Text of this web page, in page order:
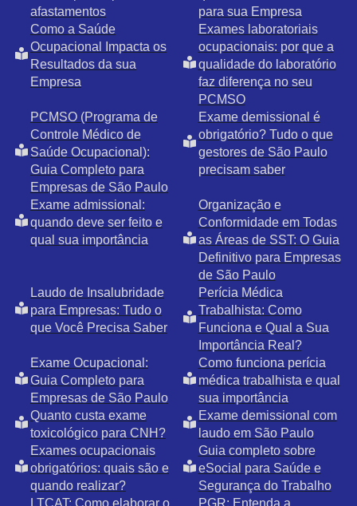
afastamentos
para sua Empresa
Como a Saúde
Ocupacional Impacta os
Resultados da sua
Empresa
Exames laboratoriais
ocupacionais: por que a
qualidade do laboratório
faz diferença no seu
PCMSO
PCMSO (Programa de
Controle Médico de
Saúde Ocupacional):
Guia Completo para
Empresas de São Paulo
Exame demissional é
obrigatório? Tudo o que
gestores de São Paulo
precisam saber
Exame admissional:
quando deve ser feito e
qual sua importância
Organização e
Conformidade em Todas
as Áreas de SST: O Guia
Definitivo para Empresas
de São Paulo
Laudo de Insalubridade
para Empresas: Tudo o
que Você Precisa Saber
Perícia Médica
Trabalhista: Como
Funciona e Qual a Sua
Importância Real?
Exame Ocupacional:
Guia Completo para
Empresas de São Paulo
Como funciona perícia
médica trabalhista e qual
sua importância
Quanto custa exame
toxicológico para CNH?
Exame demissional com
laudo em São Paulo
Exames ocupacionais
obrigatórios: quais são e
quando realizar?
Guia completo sobre
eSocial para Saúde e
Segurança do Trabalho